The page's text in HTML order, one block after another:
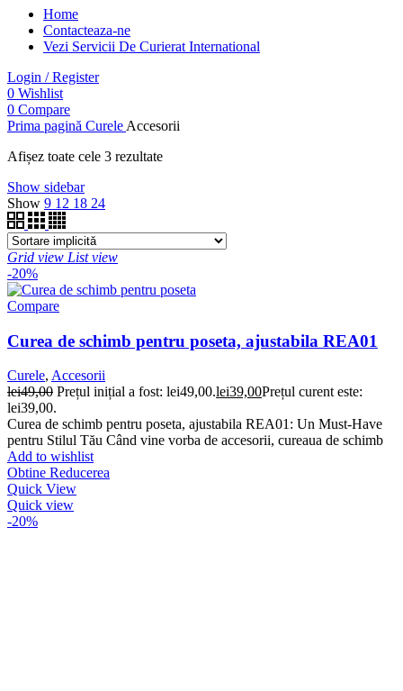
Home
Contacteaza-ne
Vezi Servicii De Curierat International
Login / Register
0 Wishlist
0 Compare
Prima pagină Curele Accesorii
Afișez toate cele 3 rezultate
Show sidebar
Show 9 12 18 24
Grid view List view
-20%
Compare
Curea de schimb pentru poseta, ajustabila REA01
Curele, Accesorii
lei49,00 Prețul inițial a fost: lei49,00.lei39,00Prețul curent este:
lei39,00.
Curea de schimb pentru poseta, ajustabila REA01: Un Must-Have
pentru Stilul Tău Când vine vorba de accesorii, cureaua de schimb
Add to wishlist
Obtine Reducerea
Quick View
Quick view
-20%